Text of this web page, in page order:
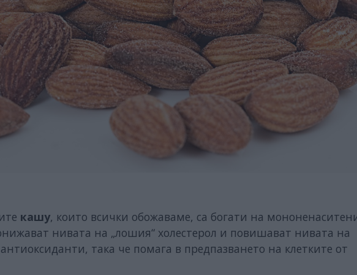
кашу, които всички обожаваме, са богати на
нивата на „лошия“ холестерол и повишават нивата на
така че помага в предпазването на клетките от